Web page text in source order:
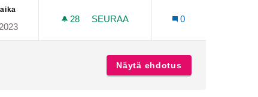
KIRJOJEN TUKEMINEN
oikeus, Vähälevikkisten kirjojen tukeminen
28 28 SEURAAJAA
SEURAA
0
Näytä ehdotus